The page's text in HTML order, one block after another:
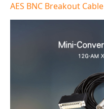
AES BNC Breakout Cable